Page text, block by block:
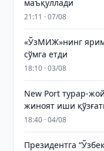
маъқуллади
21:11 · 07/08
«ЎзМИЖ»нинг
сўмга етди
18:10 · 03/08
New Port турар-
жиноят иши
18:40 · 04/08
Президентга